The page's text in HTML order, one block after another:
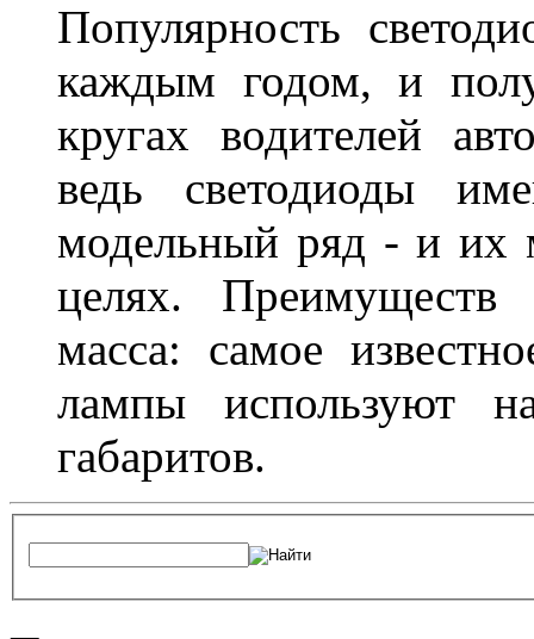
Популярность
каждым годом, и
кругах водителей
ведь светодиоды
модельный ряд - и их
целях.
масса: самое
лампы используют
габаритов.